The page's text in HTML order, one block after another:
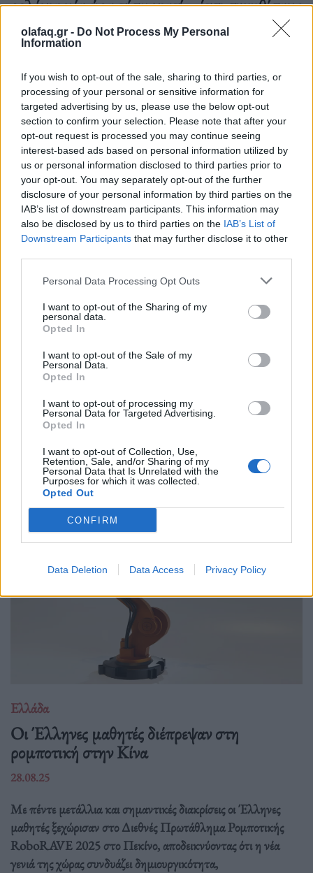
olafaq.gr - Do Not Process My Personal
Information
If you wish to opt-out of the sale, sharing to third parties, or
processing of your personal or sensitive information for
targeted advertising by us, please use the below opt-out
section to confirm your selection. Please note that after your
opt-out request is processed you may continue seeing
interest-based ads based on personal information utilized by
us or personal information disclosed to third parties prior to
your opt-out. You may separately opt-out of the further
disclosure of your personal information by third parties on the
IAB’s list of downstream participants. This information may
also be disclosed by us to third parties on the IAB’s List of
Downstream Participants that may further disclose it to other
Personal Data Processing Opt Outs
I want to opt-out of the Sharing of my
personal data.
Opted In
I want to opt-out of the Sale of my
Personal Data.
Opted In
I want to opt-out of processing my
Personal Data for Targeted Advertising.
Opted In
I want to opt-out of Collection, Use,
Retention, Sale, and/or Sharing of my
Personal Data that Is Unrelated with the
Purposes for which it was collected.
Opted Out
CONFIRM
Data Deletion Data Access Privacy Policy
ρολόγια μία ώρα πίσω γιατί… έτσι συνηθίσαμε
16.10.25
ξαναζήσουμε το πιο παράλογο ευρωπαϊκό ραντεβού με τον
χρόνο: θα γυρίσουμε τα ρολόγια μας πίσω μία ώρα, για να
"εξοικονομήσουμε ενέργεια".
Ελλάδα
Παραλύει η χώρα από τη 24ωρη απεργία
ΓΣΕΕ και ΑΔΕΔΥ ενάντια στο νέο εργασιακό
νομοσχέδιο
01.10.25
Δημόσιοι υπάλληλοι, γιατροί, εκπαιδευτικοί, δικαστικοί
υπάλληλοι, ταξιτζήδες και ναυτεργάτες συμμετέχουν στη
σημερινή πανελλαδική κινητοποίηση, που μπλοκάρει
μεταφορές και υπηρεσίες. Στο επίκεντρο των
Ελλάδα
Οι Έλληνες μαθητές διέπρεψαν στη
ρομποτική στην Κίνα
28.08.25
Με πέντε μετάλλια και σημαντικές διακρίσεις οι Έλληνες
μαθητές ξεχώρισαν στο Διεθνές Πρωτάθλημα Ρομποτικής
RoboRAVE 2025 στο Πεκίνο, αποδεικνύοντας ότι η νέα
γενιά της χώρας συνδυάζει δημιουργικότητα,